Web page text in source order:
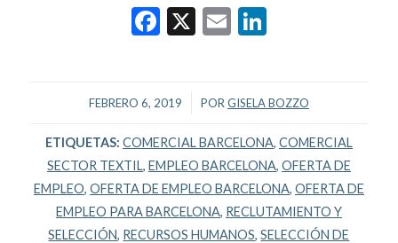
Facebook
X EmailLinkedIn
FEBRERO 6, 2019
/ POR GISELA BOZZO
ETIQUETAS: COMERCIAL BARCELONA, COMERCIAL
SECTOR TEXTIL, EMPLEO BARCELONA, OFERTA DE
EMPLEO, OFERTA DE EMPLEO BARCELONA, OFERTA DE
EMPLEO PARA BARCELONA, RECLUTAMIENTO Y
SELECCIÓN, RECURSOS HUMANOS,SELECCIÓN DE